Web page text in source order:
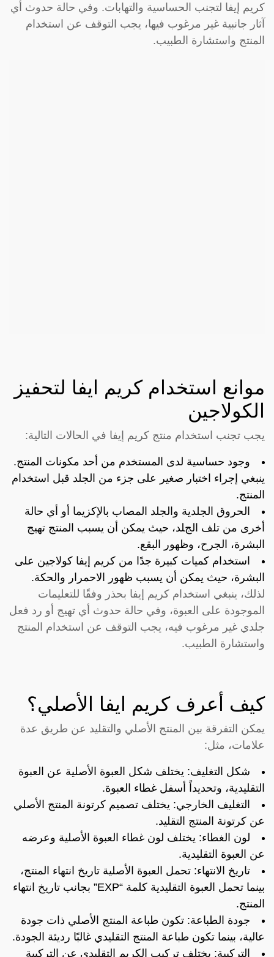
كريم إيفا لتجنب الحساسية والتهابات. وفي حالة حدوث أي
آثار جانبية غير مرغوب فيها، يجب التوقف عن استخدام
المنتج واستشارة الطبيب.
موانع استخدام كريم ايفا لتحفيز
الكولاجين
يجب تجنب استخدام منتج كريم إيفا في الحالات التالية:
وجود حساسية لدى المستخدم من أحد مكونات المنتج.
ينبغي إجراء اختبار صغير على جزء من الجلد قبل استخدام
المنتج.
الحروق الجلدية والجلد المصاب بالإكزيما أو أي حالة
أخرى من تلف الجلد، حيث يمكن أن يسبب المنتج تهيج
البشرة، الجرح، وظهور البقع.
استخدام كميات كبيرة جدًا من كريم إيفا كولاجين على
البشرة، حيث يمكن أن يسبب ظهور الاحمرار والحكة.
لذلك، ينبغي استخدام كريم إيفا بحذر وفقًا للتعليمات
الموجودة على العبوة، وفي حالة حدوث أي تهيج أو رد فعل
جلدي غير مرغوب فيه، يجب التوقف عن استخدام المنتج
واستشارة الطبيب.
كيف أعرف كريم ايفا الأصلي؟
يمكن التفرقة بين المنتج الأصلي والتقليد عن طريق عدة
علامات، مثل:
شكل التغليف: يختلف شكل العبوة الأصلية عن العبوة
التقليدية، وتحديداً أسفل غطاء العبوة.
التغليف الخارجي: يختلف تصميم كرتونة المنتج الأصلي
عن كرتونة المنتج التقليد.
لون الغطاء: يختلف لون غطاء العبوة الأصلية وعرضه
عن العبوة التقليدية.
تاريخ الانتهاء: تحمل العبوة الأصلية تاريخ انتهاء المنتج،
بينما تحمل العبوة التقليدية كلمة “EXP” بجانب تاريخ انتهاء
المنتج.
جودة الطباعة: تكون طباعة المنتج الأصلي ذات جودة
عالية، بينما تكون طباعة المنتج التقليدي غالبًا رديئة الجودة.
التركيبة: يختلف تركيب الكريم التقليدي عن التركيبة